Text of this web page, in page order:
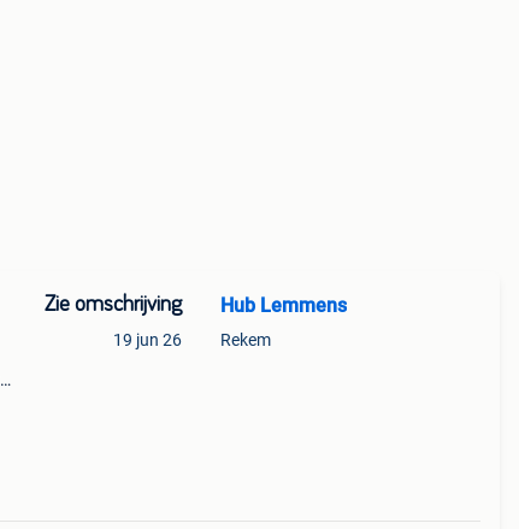
Zie omschrijving
19 jun 26
Hub Lemmens
Rekem